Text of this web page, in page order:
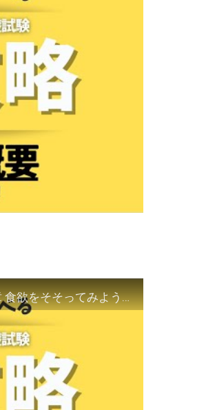
【Pythonの資格】Python3エンジニア認定基礎試験 1章 食欲をそそってみようか